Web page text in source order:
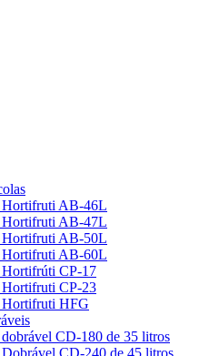
Hortifruti AB-46L
Hortifruti AB-47L
Hortifruti AB-50L
Hortifruti AB-60L
CP-17
CP-23
Hortifruti HFG
CD-180 de 35 litros
CD-240 de 45 litros